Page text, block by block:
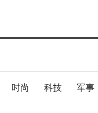
时尚 科技 军事